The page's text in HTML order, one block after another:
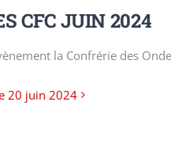
CFC JUIN 2024
la Confrérie des
20 juin 2024